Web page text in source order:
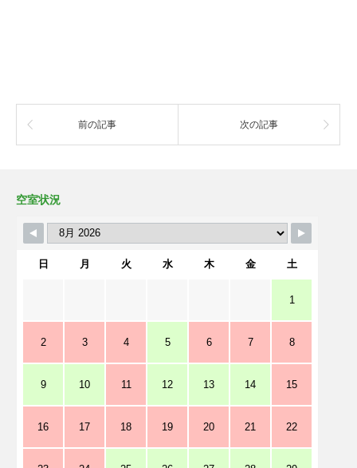
前の記事 次の記事
空室状況
日 月 火 水 木 金 土
1
2 3 4 5 6 7 8
9 10 11 12 13 14 15
16 17 18 19 20 21 22